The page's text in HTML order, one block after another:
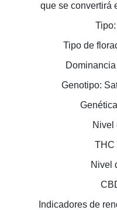
que se convertirá
Tipo de
Genotipo:
Nivel
THC
Nivel
Indicadores de